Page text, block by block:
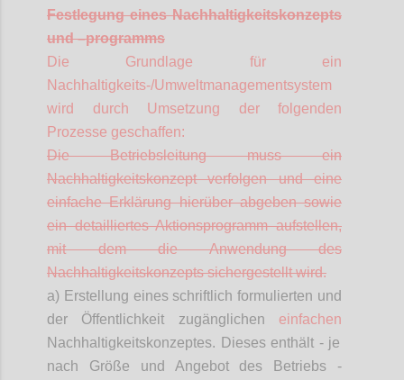
Festlegung eines Nachhaltigkeitskonzepts
und–programms
Die Grundlage für ein
Nachhaltigkeits-/Umweltmanagementsystem
wird durch Umsetzung der folgenden
Prozesse geschaffen:
Die Betriebsleitung muss ein
Nachhaltigkeitskonzept verfolgen und eine
einfache Erklärung hierüber abgeben sowie
ein detailliertes Aktionsprogramm aufstellen,
mit dem die Anwendung des
Nachhaltigkeitskonzepts sichergestellt wird.
a) Erstellung eines schriftlich formulierten und
der Öffentlichkeit zugänglichen einfachen
Nachhaltigkeitskonzeptes. Dieses enthält - je
nach Größe und Angebot des Betriebs -